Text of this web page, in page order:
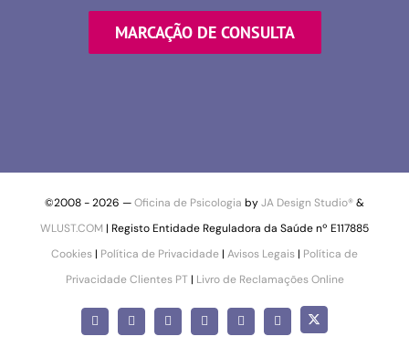
MARCAÇÃO DE CONSULTA
©2008 -2026 —Oficina de Psicologia byJA Design Studio®&
WLUST.COM | Registo Entidade Reguladora da Saúde nº E117885
Cookies| Política de Privacidade| Avisos Legais| Política de
Privacidade Clientes PT | Livro de Reclamações Online
FacebookInstagramLinkedInYouTubePinterestSoundCloud
X